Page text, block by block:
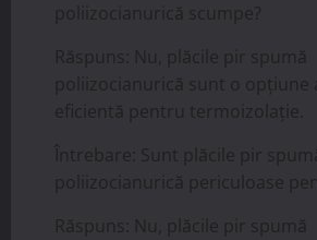
poliizocianurică scumpe?
Răspuns: Nu, plăcile pir spumă
poliizocianurică sunt o opțiune
eficientă pentru termoizolație.
Întrebare: Sunt plăcile pir
poliizocianurică periculoase
Răspuns: Nu, plăcile pir spumă